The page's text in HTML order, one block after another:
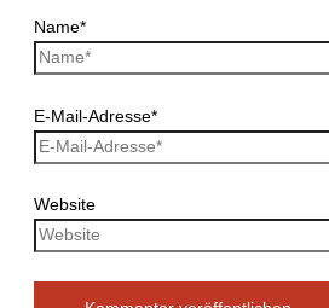
Name*
E-Mail-Adresse*
Website